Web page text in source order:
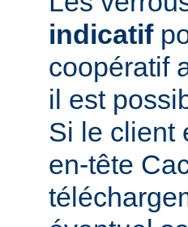
indicatif
coopératif
il est
Si le client
en-tête